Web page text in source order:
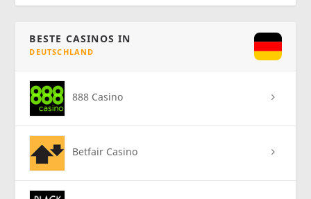
BESTE CASINOS IN
DEUTSCHLAND
888 Casino
Betfair Casino